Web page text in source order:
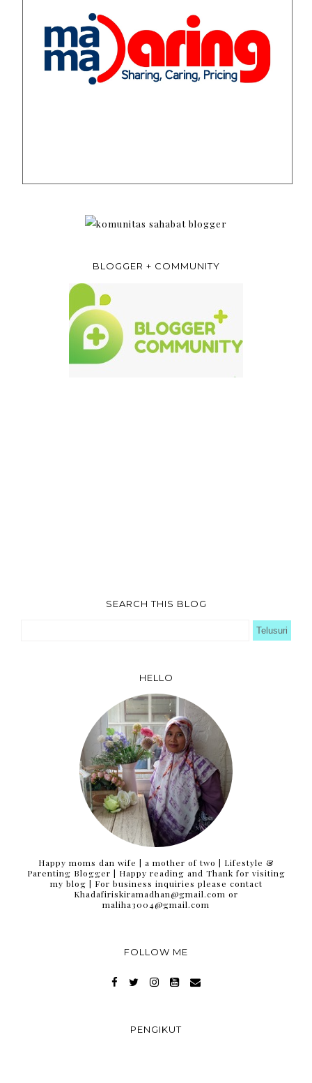
BLOGGER + COMMUNITY
SEARCH THIS BLOG
HELLO
Happy moms dan wife | a mother of two | Lifestyle &
Parenting Blogger | Happy reading and Thank for visiting
my blog | For business inquiries please contact
Khadafiriskiramadhan@gmail.com or
maliha3004@gmail.com
FOLLOW ME
PENGIKUT